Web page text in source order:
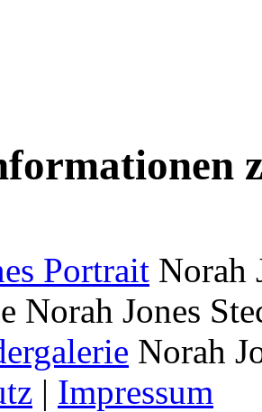
Portrait Norah
Norah Jones
Norah
| Impressum